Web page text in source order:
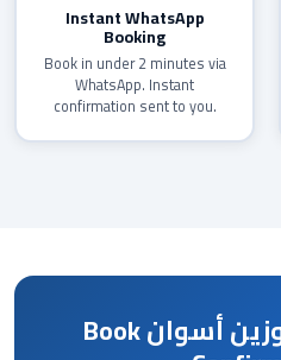
Instant WhatsApp
Booking
Book in under 2 minutes via
WhatsApp. Instant
confirmation sent to you.
Book ليموزين أسوان — Instant